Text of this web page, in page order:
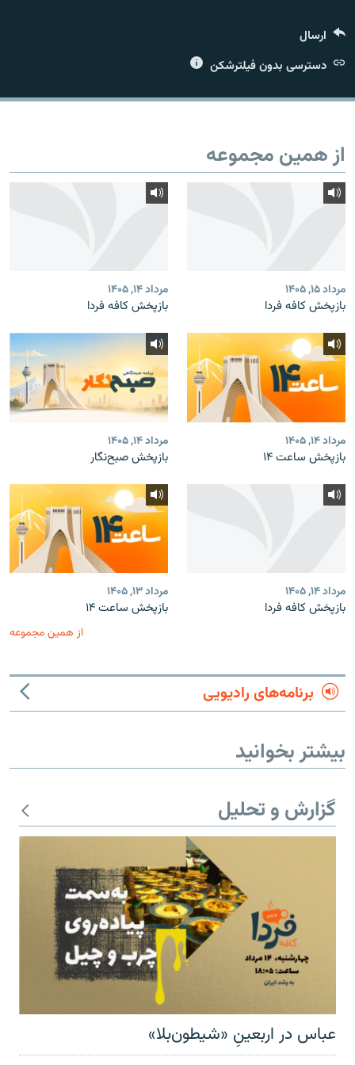
زبان‌های دیگر
ارسال
دسترسی بدون فیلترشکن
از همین مجموعه
مرداد ۱۵, ۱۴۰۵
بازپخش کافه فردا
مرداد ۱۴, ۱۴۰۵
بازپخش کافه فردا
مرداد ۱۴, ۱۴۰۵
بازپخش ساعت ۱۴
مرداد ۱۴, ۱۴۰۵
بازپخش صبح‌نگار
مرداد ۱۴, ۱۴۰۵
بازپخش کافه فردا
مرداد ۱۳, ۱۴۰۵
بازپخش ساعت ۱۴
از همین مجموعه
برنامه‌های رادیویی
بیشتر بخوانید
گزارش و تحلیل
عباس در اربعینِ «شیطون‌بلا»